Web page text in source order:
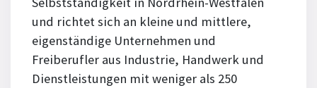
und richtet sich an kleine und mittlere,
eigenständige Unternehmen und
Freiberufler aus Industrie, Handwerk und
Dienstleistungen mit weniger als 250